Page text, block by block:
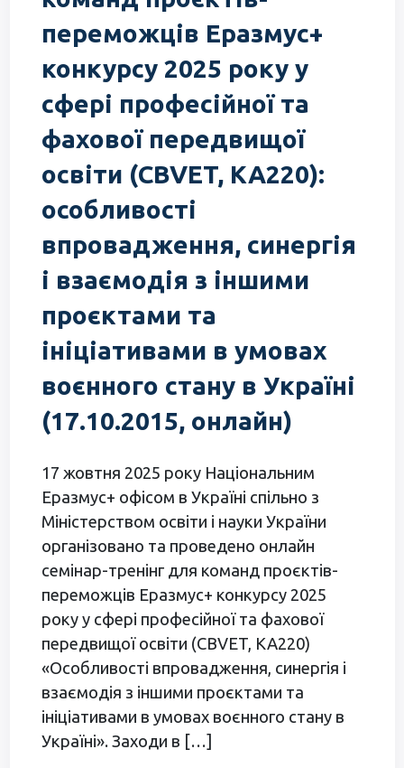
переможців Еразмус+
конкурсу 2025 року у
сфері професійної та
фахової передвищої
освіти (CBVET, KA220):
особливості
впровадження, синергія
і взаємодія з іншими
проєктами та
ініціативами в умовах
воєнного стану в Україні
(17.10.2015, онлайн)
17 жовтня 2025 року Національним
Еразмус+ офісом в Україні спільно з
Міністерством освіти і науки України
організовано та проведено онлайн
семінар-тренінг для команд проєктів-
переможців Еразмус+ конкурсу 2025
року у сфері професійної та фахової
передвищої освіти (CBVET, KA220)
«Особливості впровадження, синергія і
взаємодія з іншими проєктами та
ініціативами в умовах воєнного стану в
Україні». Заходи в […]